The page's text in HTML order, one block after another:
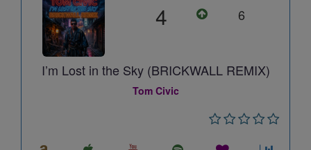
4 6
I’m Lost in the Sky (BRICKWALL REMIX)
Tom Civic